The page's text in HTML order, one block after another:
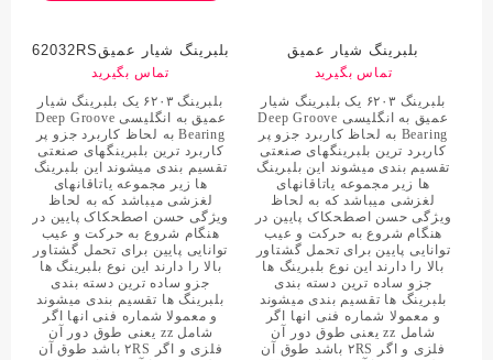
بلبرینگ شیار عمیق62032RS
تماس بگیرید
بلبرینگ ۶۲۰۳ یک بلبرینگ شیار
عمیق به انگلیسی Deep Groove
Bearing به لحاظ کاربرد جزو پر
کاربرد ترین بلبرینگهای صنعتی
تقسیم بندی میشوند این بلبرینگ
ها زیر مجموعه یاتاقانهای
لغزشی میباشد که به لحاظ
ویژگی حسن اصطحکاک پایین در
هنگام شروع به حرکت و عیب
توانایی پایین برای تحمل گشتاور
بالا را دارند این نوع بلبرینگ ها
جزو ساده ترین دسته بندی
بلبرینگ ها تقسیم بندی میشوند
و معمولا شماره فنی انها اگر
شامل zz یعنی طوق دور آن
فلزی و اگر ۲RS باشد طوق آن
بلبرینگ شیار عمیق
62032RS C3
تماس بگیرید
بلبرینگ ۶۲۰۳ یک بلبرینگ شیار
عمیق به انگلیسی Deep Groove
Bearing به لحاظ کاربرد جزو پر
کاربرد ترین بلبرینگهای صنعتی
تقسیم بندی میشوند این بلبرینگ
ها زیر مجموعه یاتاقانهای
لغزشی میباشد که به لحاظ
ویژگی حسن اصطحکاک پایین در
هنگام شروع به حرکت و عیب
توانایی پایین برای تحمل گشتاور
بالا را دارند این نوع بلبرینگ ها
جزو ساده ترین دسته بندی
بلبرینگ ها تقسیم بندی میشوند
و معمولا شماره فنی انها اگر
شامل zz یعنی طوق دور آن
فلزی و اگر ۲RS باشد طوق آن